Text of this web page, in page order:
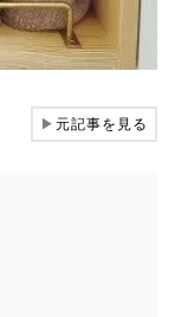
▶元記事を見る